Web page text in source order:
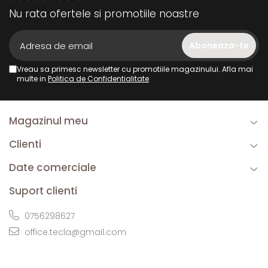
Nu rata ofertele si promotiile noastre
Vreau sa primesc newsletter cu promotiile magazinului. Afla mai
multe in Politica de Confidentialitate
Magazinul meu
Clienti
Date comerciale
Suport clienti
0756298627
office.tecla@gmail.com